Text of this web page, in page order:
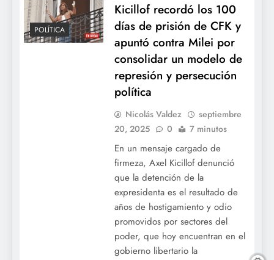
POLÍTICA
Kicillof recordó los 100
días de prisión de CFK y
apuntó contra Milei por
consolidar un modelo de
represión y persecución
política
Nicolás Valdez
septiembre
20, 2025
0 7 minutos
En un mensaje cargado de
firmeza, Axel Kicillof denunció
que la detención de la
expresidenta es el resultado de
años de hostigamiento y odio
promovidos por sectores del
poder, que hoy encuentran en el
gobierno libertario la